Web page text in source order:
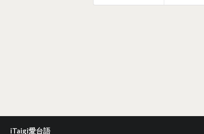
iTaigi愛台語